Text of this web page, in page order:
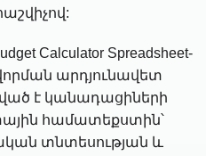
Calculator Spreadsheet-
արդյունավետ
է կանադացիների
համատեքստին՝
տնտեսության և